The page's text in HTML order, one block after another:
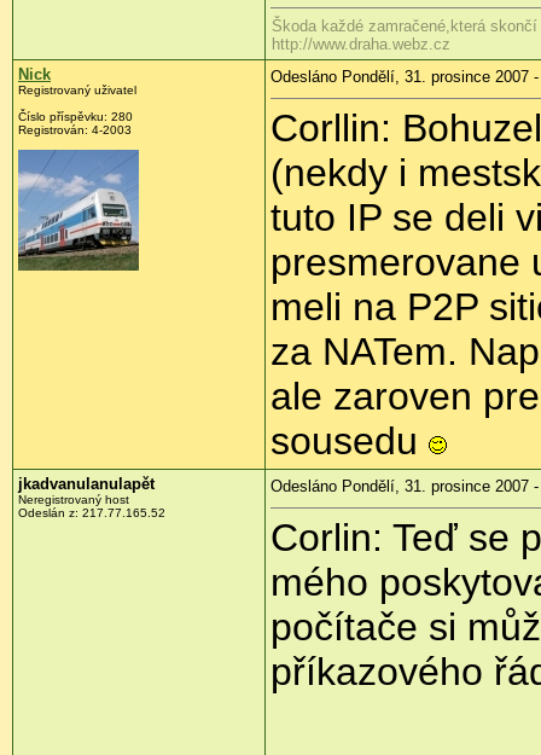
Škoda každé zamračené,která
http://www.draha.webz.cz
Nick
Registrovaný uživatel
Číslo příspěvku: 280
Registrován: 4-2003
Odesláno Pondělí, 31. prosince 2007
Corllin:
(nekdy i
tuto IP se deli
presmerovane
meli na P2P
za NATem.
ale zaroven
sousedu
jkadvanulanulapět
Neregistrovaný host
Odeslán z: 217.77.165.52
Odesláno Pondělí, 31. prosince 2007
Corlin: Teď se
mého
počítače si
příkazového